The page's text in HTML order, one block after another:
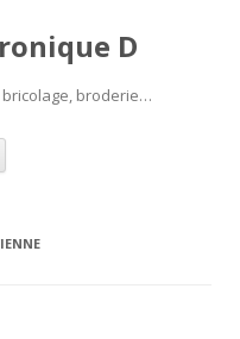
D
bricolage, broderie…
Aller
contenu